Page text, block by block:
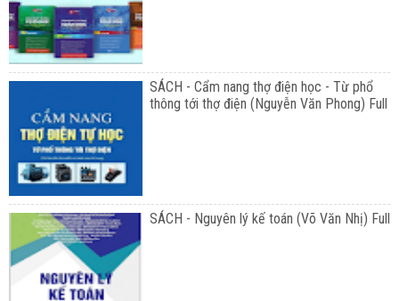
SÁCH - Cẩm nang thợ điện học - Từ phổ
thông tới thợ điện (Nguyễn Văn Phong) Full
SÁCH - Nguyên lý kế toán (Võ Văn Nhị) Full